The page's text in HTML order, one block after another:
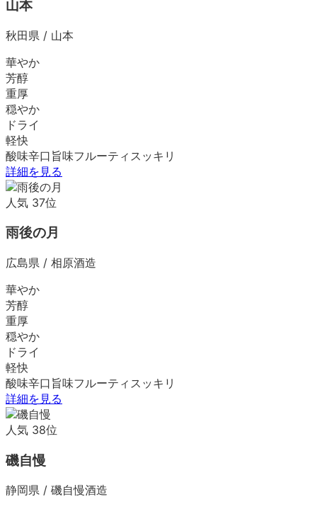
山本
秋田県 / 山本
華やか
芳醇
重厚
穏やか
ドライ
軽快
酸味辛口 旨味フルーティ スッキリ
詳細を見る
人気 37位
雨後の月
広島県 / 相原酒造
華やか
芳醇
重厚
穏やか
ドライ
軽快
酸味辛口 旨味フルーティ スッキリ
詳細を見る
人気 38位
磯自慢
静岡県 / 磯自慢酒造